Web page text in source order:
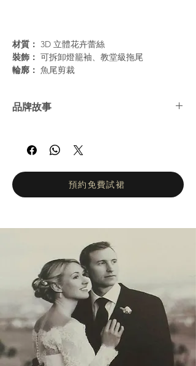
材質： 3D 立體花卉蕾絲
裝飾： 可拆卸燈籠袖、教堂級拖尾
輪廓： 魚尾剪裁
品牌故事
精神的年輕設計師。她於 2004 年在美國南加
州推出第一個婚紗系列，並自此成為婚紗界的
續驚豔全球的新娘與新郎，展現出令人讚嘆的
魅力。
預約免費試裙